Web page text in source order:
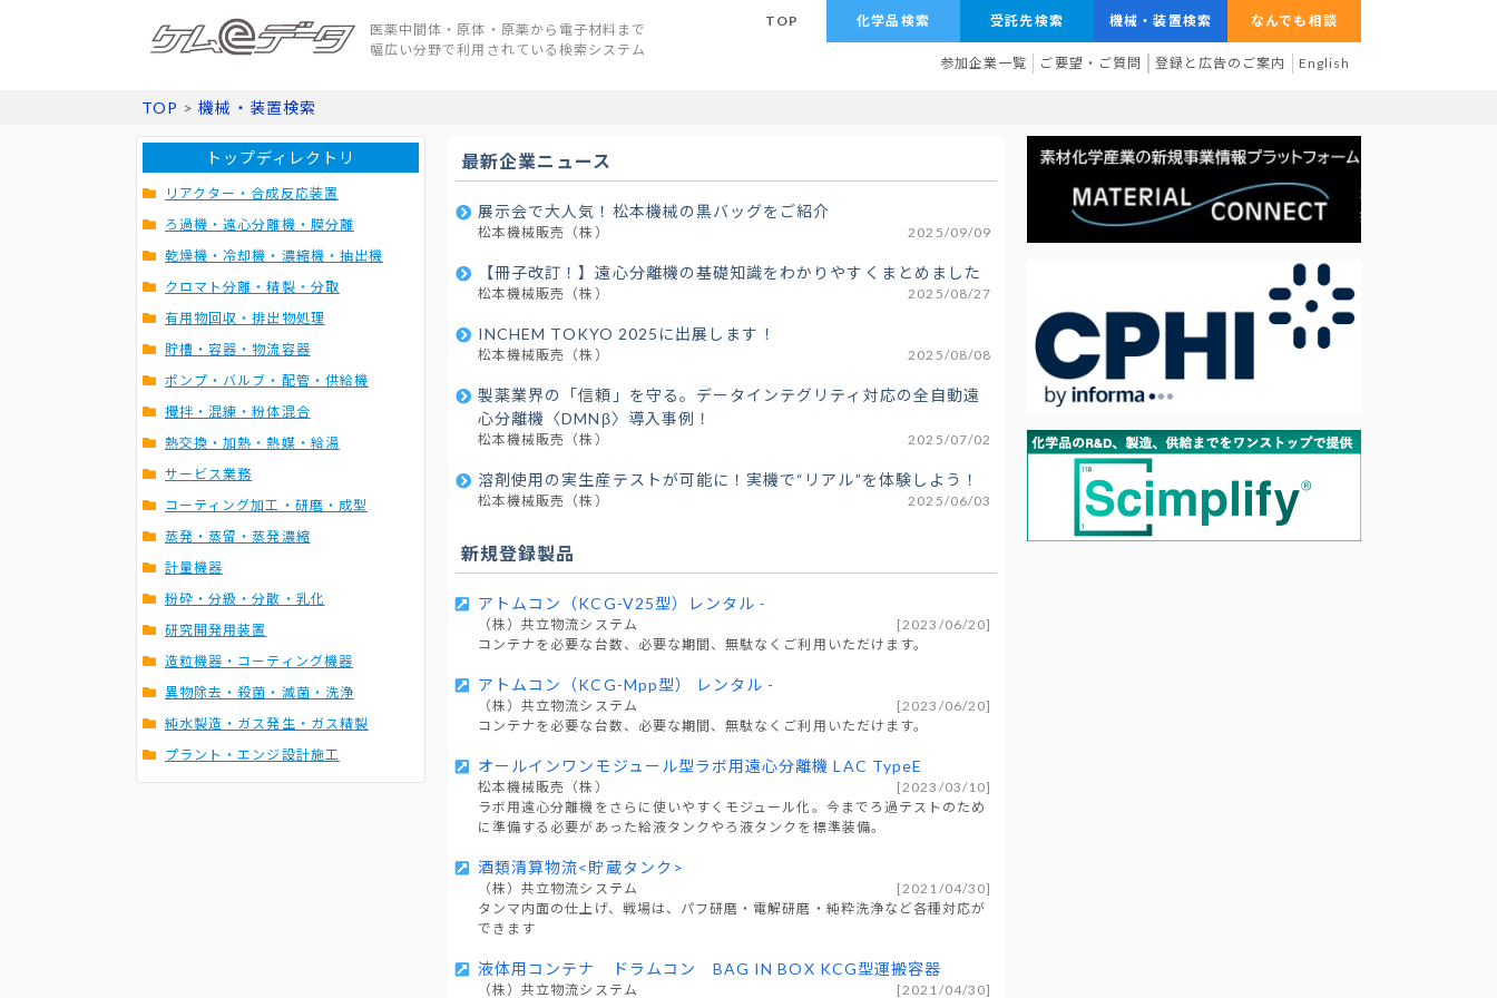
医薬中間体・原体・原薬から電子材料まで
幅広い分野で利用されている検索システム
TOP 化学品検索 受託先検索 機械・装置検索 なんでも相談
参加企業一覧 ご要望・ご質問 登録と広告のご案内 English
TOP >機械・装置検索
トップディレクトリ
リアクター・合成反応装置
ろ過機・遠心分離機・膜分離
乾燥機・冷却機・濃縮機・抽出機
クロマト分離・精製・分取
有用物回収・排出物処理
貯槽・容器・物流容器
ポンプ・バルブ・配管・供給機
攪拌・混練・粉体混合
熱交換・加熱・熱媒・給湯
サービス業務
コーティング加工・研磨・成型
蒸発・蒸留・蒸発濃縮
計量機器
粉砕・分級・分散・乳化
研究開発用装置
造粒機器・コーティング機器
異物除去・殺菌・滅菌・洗浄
純水製造・ガス発生・ガス精製
プラント・エンジ設計施工
最新企業ニュース
展示会で大人気！松本機械の黒バッグをご紹介
松本機械販売（株） 2025/09/09
【冊子改訂！】遠心分離機の基礎知識をわかりやすくまとめました
松本機械販売（株） 2025/08/27
INCHEM TOKYO 2025に出展します！
松本機械販売（株） 2025/08/08
製薬業界の「信頼」を守る。データインテグリティ対応の全自動遠
心分離機〈DMNβ〉導入事例！
松本機械販売（株） 2025/07/02
溶剤使用の実生産テストが可能に！実機で“リアル”を体験しよう！
松本機械販売（株） 2025/06/03
新規登録製品
アトムコン（KCG-V25型）レンタル -
（株）共立物流システム
[2023/06/20]
コンテナを必要な台数、必要な期間、無駄なくご利用いただけます。
アトムコン（KCG-Mpp型） レンタル -
（株）共立物流システム
[2023/06/20]
コンテナを必要な台数、必要な期間、無駄なくご利用いただけます。
オールインワンモジュール型ラボ用遠心分離機 LAC TypeE
松本機械販売（株）
[2023/03/10]
ラボ用遠心分離機をさらに使いやすくモジュール化。今までろ過テストのため
に準備する必要があった給液タンクやろ液タンクを標準装備。
酒類清算物流<貯蔵タンク>
（株）共立物流システム
[2021/04/30]
タンマ内面の仕上げ、戦場は、パフ研磨・電解研磨・純粋洗浄など各種対応が
できます
液体用コンテナ ドラムコン BAG IN BOX KCG型運搬容器
（株）共立物流システム [2021/04/30]